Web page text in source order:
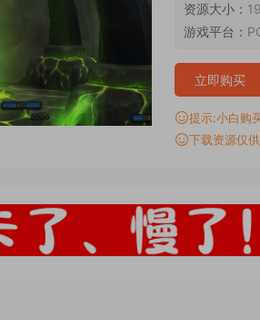
资源大小：
游戏平台：
立即购买
提示:小白购
下载资源仅